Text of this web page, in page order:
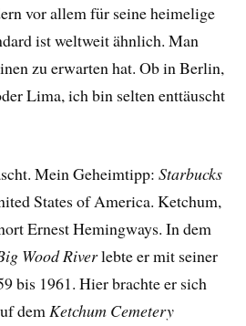
vor allem für seine heimelige
ist weltweit ähnlich. Man
zu erwarten hat. Ob in Berlin,
Lima, ich bin selten enttäuscht
Mein Geheimtipp:Starbucks
States of America. Ketchum,
Ernest Hemingways. In dem
Wood Riverlebte er mit seiner
bis 1961. Hier brachte er sich
demKetchum Cemetery